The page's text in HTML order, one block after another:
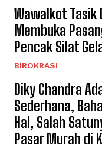
Wawalkot Tasik
Membuka
Pencak Silat
BIROKRASI
Diky Chandra
Sederhana,
Hal, Salah
Pasar Murah di